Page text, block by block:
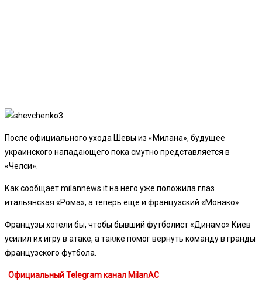
После официального ухода Шевы из «Милана», будущее
украинского нападающего пока смутно представляется в
«Челси».
Как сообщает milannews.it на него уже положила глаз
итальянская «Рома», а теперь еще и французский «Монако».
Французы хотели бы, чтобы бывший футболист «Динамо» Киев
усилил их игру в атаке, а также помог вернуть команду в гранды
французского футбола.
Официальный Telegram канал MilanAC